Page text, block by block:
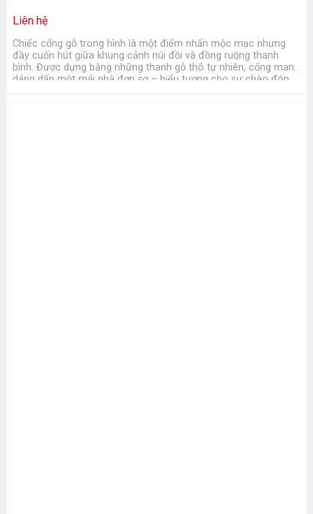
Liên hệ
Chiếc cổng gỗ trong hình là một điểm nhấn mộc mạc nhưng
đầy cuốn hút giữa khung cảnh núi đồi và đồng ruộng thanh
bình. Được dựng bằng những thanh gỗ thô tự nhiên, cổng mang
dáng dấp một mái nhà đơn sơ – biểu tượng cho sự chào đón,